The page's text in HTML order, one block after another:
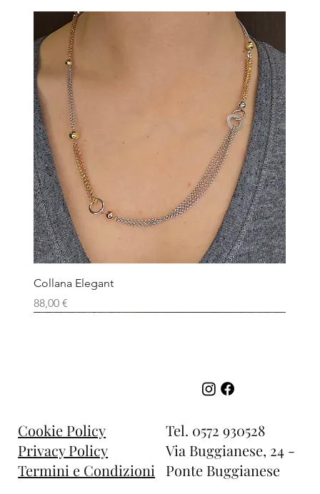
Collana Elegant
Prezzo
88,00 €
Tel. 0572 930528
Via Buggianese, 24 -
Ponte Buggianese
Cookie Policy
Privacy Policy
Termini e Condizioni